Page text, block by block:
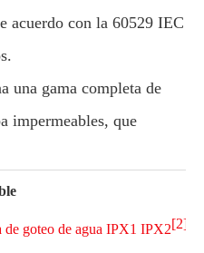
acuerdo con la 60529 IEC
una gama completa de
impermeables, que
de goteo de agua IPX1 IPX2[2]